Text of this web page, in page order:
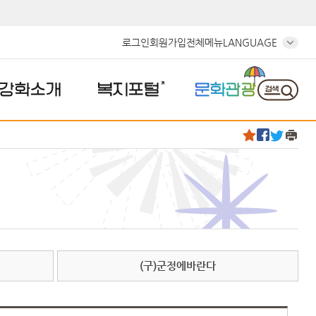
로그인 회원가입전체메뉴LANGUAGE
강화소개 복지포털 문화관광
(구)군정에바란다